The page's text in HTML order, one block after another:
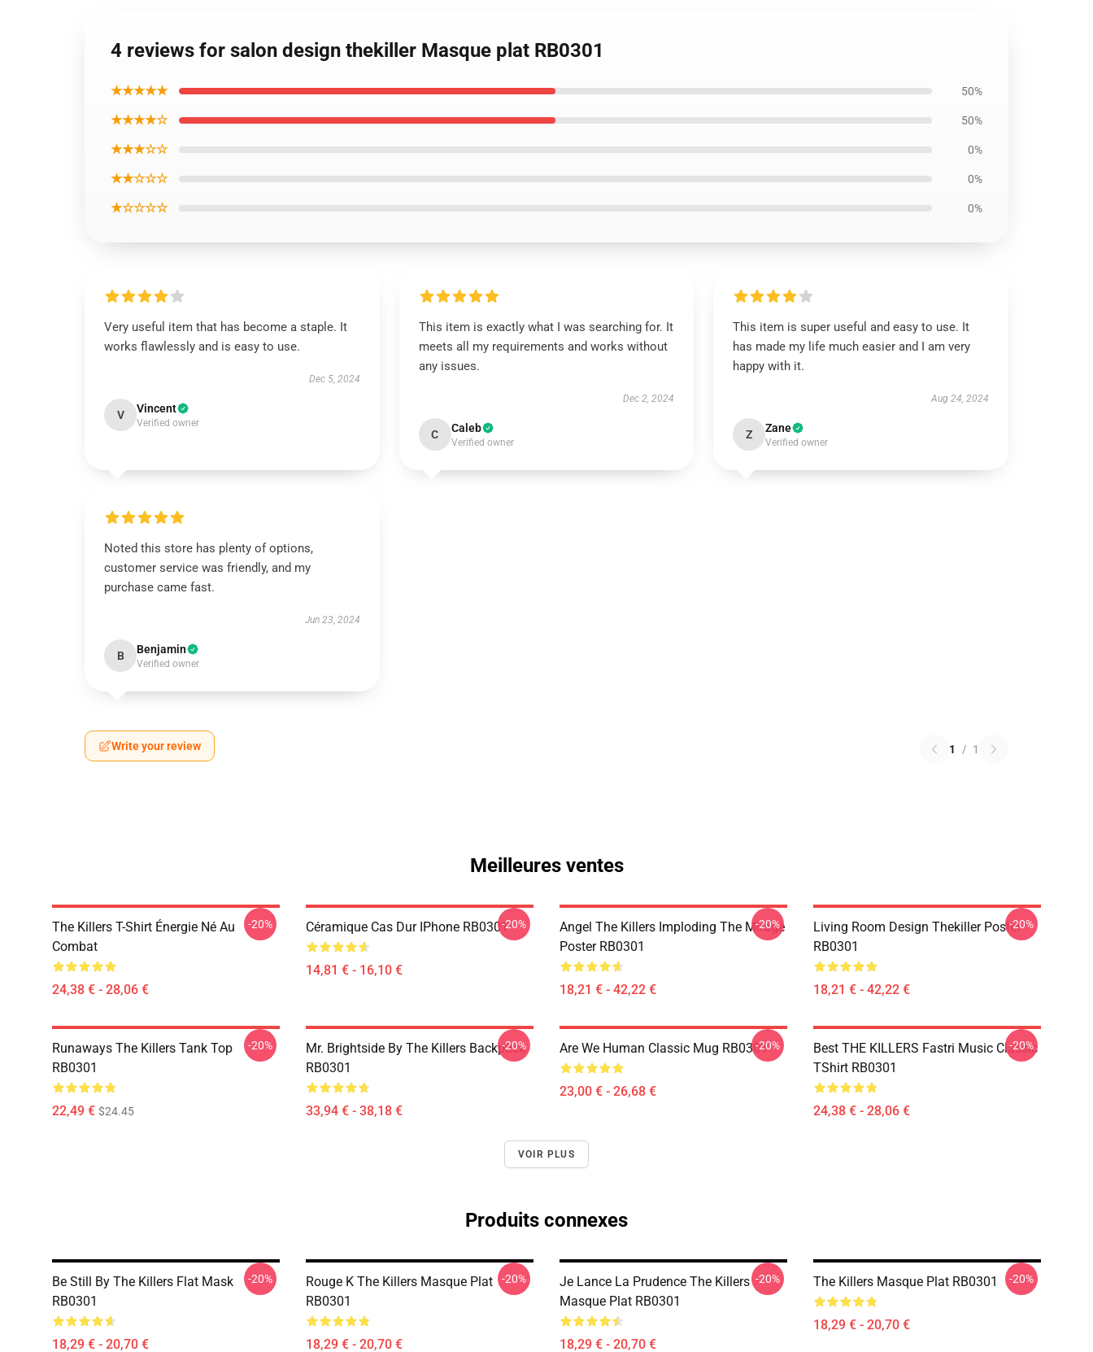
4 reviews for salon design thekiller Masque plat RB0301
★★★★★ 50%
★★★★☆ 50%
★★★☆☆ 0%
★★☆☆☆ 0%
★☆☆☆☆ 0%
Very useful item that has become a staple. It
works flawlessly and is easy to use.
Dec 5, 2024
V Vincent
Verified owner
This item is exactly what I was searching for. It
meets all my requirements and works without
any issues.
Dec 2, 2024
C Caleb
Verified owner
This item is super useful and easy to use. It
has made my life much easier and I am very
happy with it.
Aug 24, 2024
Z Zane
Verified owner
Noted this store has plenty of options,
customer service was friendly, and my
purchase came fast.
Jun 23, 2024
B Benjamin
Verified owner
Write your review 1 / 1
Meilleures ventes
The Killers T-Shirt Énergie Né Au
Combat
24,38 € - 28,06 €
-20% Céramique Cas Dur IPhone RB0301
14,81 € - 16,10 €
-20%
Angel The Killers Imploding The Mirage
Poster RB0301
18,21 € - 42,22 €
-20%
Living Room Design Thekiller Poster
RB0301
18,21 € - 42,22 €
-20%
Runaways The Killers Tank Top
RB0301
22,49 € $24.45
-20%
Mr. Brightside By The Killers Backpack
RB0301
33,94 € - 38,18 €
-20% Are We Human Classic Mug RB0301
23,00 € - 26,68 €
-20%
Best THE KILLERS Fastri Music Classic
TShirt RB0301
24,38 € - 28,06 €
-20%
VOIR PLUS
Produits connexes
Be Still By The Killers Flat Mask
RB0301
18,29 € - 20,70 €
-20%
Rouge K The Killers Masque Plat
RB0301
18,29 € - 20,70 €
-20%
Je Lance La Prudence The Killers
Masque Plat RB0301
18,29 € - 20,70 €
-20% The Killers Masque Plat RB0301
18,29 € - 20,70 €
-20%